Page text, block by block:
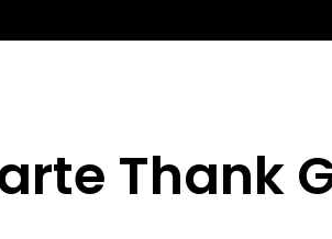
Thank